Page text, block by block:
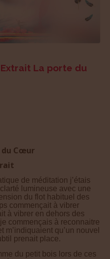
de méditation j’étais
lumineuse avec une
du flot habituel des
commençait à vibrer
à vibrer en dehors des
commençais à reconnaitre
m’indiquaient qu’un nouvel
prenait place.
du petit bois lors de ces
restreintes de
de mon mental avait pris